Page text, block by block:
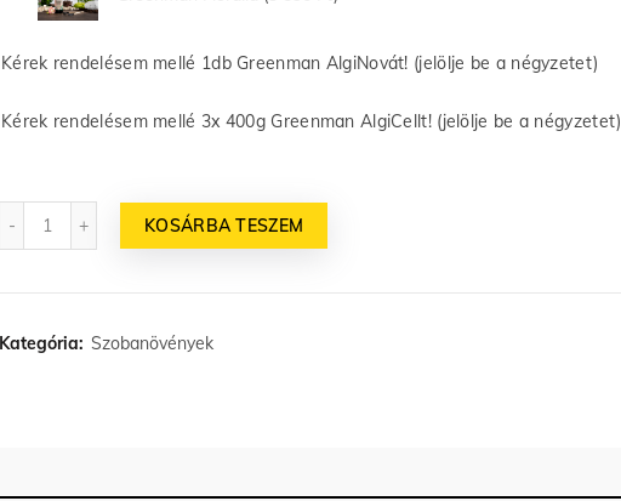
Kérek rendelésem mellé 1db Greenman AlgiNovát! (jelölje be a négyzetet)
Kérek rendelésem mellé 3x 400g Greenman AlgiCellt! (jelölje be a négyzetet)
Mennyiség
KOSÁRBA TESZEM
Kategória: Szobanövények